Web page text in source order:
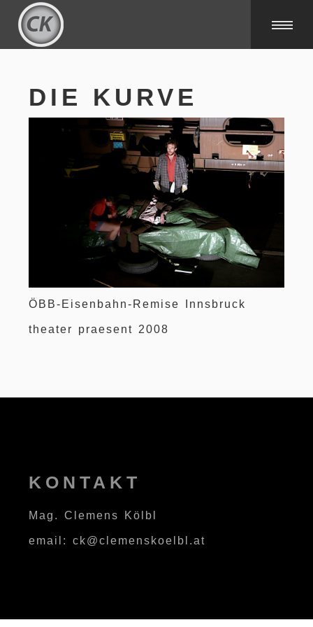
DIE KURVE
ÖBB-Eisenbahn-Remise Innsbruck
theater praesent 2008
KONTAKT
Mag. Clemens Kölbl
email: ck@clemenskoelbl.at